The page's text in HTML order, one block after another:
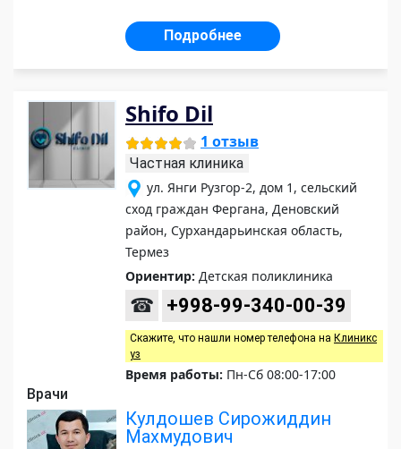
Подробнее
Shifo Dil
1 отзыв
Частная клиника
ул. Янги Рузгор-2, дом 1, сельский
сход граждан Фергана, Деновский
район, Сурхандарьинская область,
Термез
Ориентир: Детская поликлиника
☎ +998-99-340-00-39
Скажите, что нашли номер телефона на Клиникс
уз
Время работы: Пн-Сб 08:00-17:00
Врачи
Кулдошев Сирожиддин
Махмудович